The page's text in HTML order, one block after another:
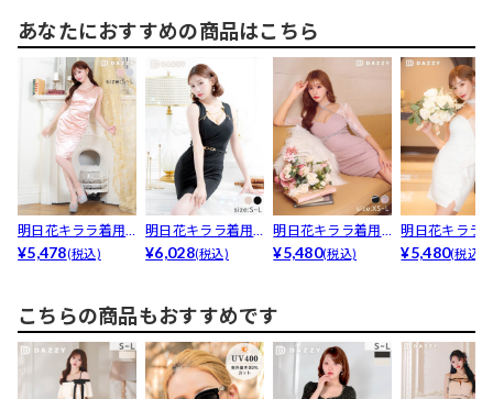
あなたにおすすめの商品はこちら
明日花キララ着用
[SMLサイズ]ワン
¥5,478(税込)
明日花キララ着用
[SMLサイズ]ノー
¥6,028(税込)
明日花キララ着用
[XS～Lサイズ]ク
¥5,480(税込)
明日花キララ
[XS～Lサイズ]
¥5,480(税込)
こちらの商品もおすすめです